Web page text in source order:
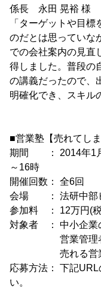
係長 永田 晃裕 様
「ターゲットや目
のだとは思っていな
での会社案内の見直
得しました。普段の
の講義だったので、
明確化でき、スキル
■営業塾【売れてし
期間 ： 2014年1
～16時
開催回数： 全6回
会場 ： 法研中部
参加料 ： 12万円(
対象者 ： 中小企業
営業管理
売れる営業マ
応募方法： 下記
い。